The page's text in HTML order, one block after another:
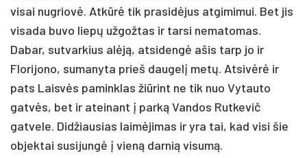
visai nugriovė. Atkūrė tik prasidėjus atgimimui. Bet jis
visada buvo liepų užgožtas ir tarsi nematomas.
Dabar, sutvarkius alėją, atsidengė ašis tarp jo ir
Florijono, sumanyta prieš daugelį metų. Atsivėrė ir
pats Laisvės paminklas žiūrint ne tik nuo Vytauto
gatvės, bet ir ateinant į parką Vandos Rutkevič
gatvele. Didžiausias laimėjimas ir yra tai, kad visi šie
objektai susijungė į vieną darnią visumą.